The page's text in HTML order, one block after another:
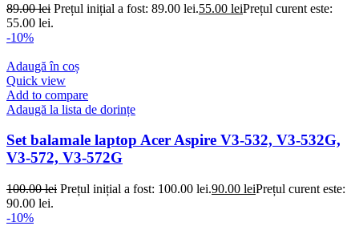
89.00lei Prețul inițial a fost: 89.00 lei.55.00 leiPrețul curent este:
55.00 lei.
-10%
Adaugă în coș
Quick view
Add to compare
Adaugă la lista de dorințe
Set balamale laptop Acer Aspire V3-532, V3-532G,
V3-572, V3-572G
100.00lei Prețul inițial a fost: 100.00 lei.90.00 leiPrețul curent este:
90.00 lei.
-10%